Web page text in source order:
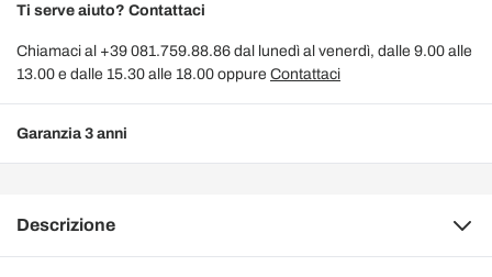
Ti serve aiuto? Contattaci
Chiamaci al +39 081.759.88.86 dal lunedì al venerdì, dalle 9.00 alle
13.00 e dalle 15.30 alle 18.00 oppure Contattaci
Garanzia 3 anni
Descrizione